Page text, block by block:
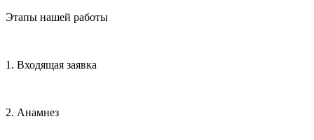
Этапы нашей работы
1. Входящая заявка
2. Анамнез